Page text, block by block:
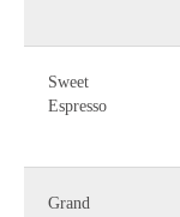
Sweet
Espresso
Grand